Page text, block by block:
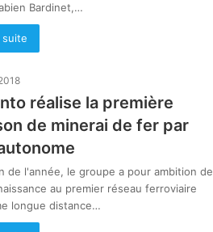
Bardinet,…
suite
réalise la première
de minerai de fer par
de l'année, le groupe a pour ambition de
au premier réseau ferroviaire
longue distance…